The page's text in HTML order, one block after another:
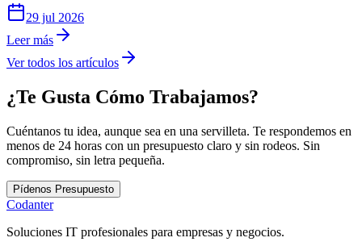
29 jul 2026
Leer más
Ver todos los artículos
¿Te Gusta Cómo Trabajamos?
Cuéntanos tu idea, aunque sea en una servilleta. Te respondemos en
menos de 24 horas con un presupuesto claro y sin rodeos. Sin
compromiso, sin letra pequeña.
Pídenos Presupuesto
Codanter
Soluciones IT profesionales para empresas y negocios.